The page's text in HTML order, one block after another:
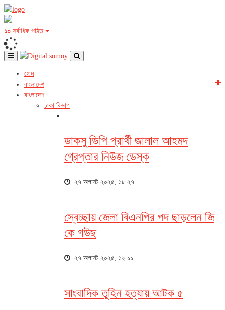
১০ সর্বাধিক পঠিত
হোম
বাংলাদেশ
বাংলাদেশ
ঢাকা বিভাগ
ডাকসু ভিপি প্রার্থী জালাল আহমদ
গ্রেপ্তার নিউজ ডেস্ক
২৭ অগাস্ট ২০২৫, ১৮:২৭
স্বেচ্ছায় জেলা বিএনপির পদ ছাড়লেন জি
কে গউছ
২৭ অগাস্ট ২০২৫, ১২:১১
সাংবাদিক তুহিন হত্যায় আটক ৫